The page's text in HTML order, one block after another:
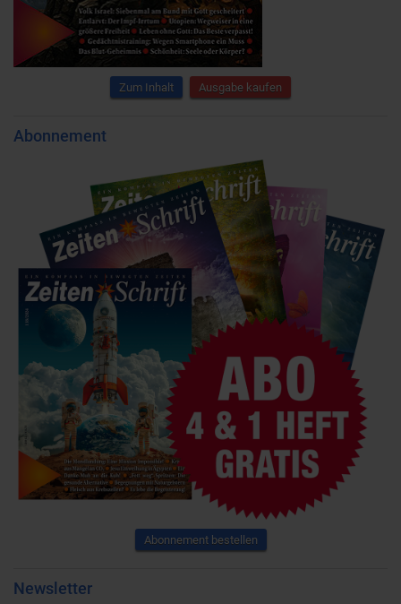
Zum Inhalt Ausgabe kaufen
Abonnement
Abonnement bestellen
Newsletter